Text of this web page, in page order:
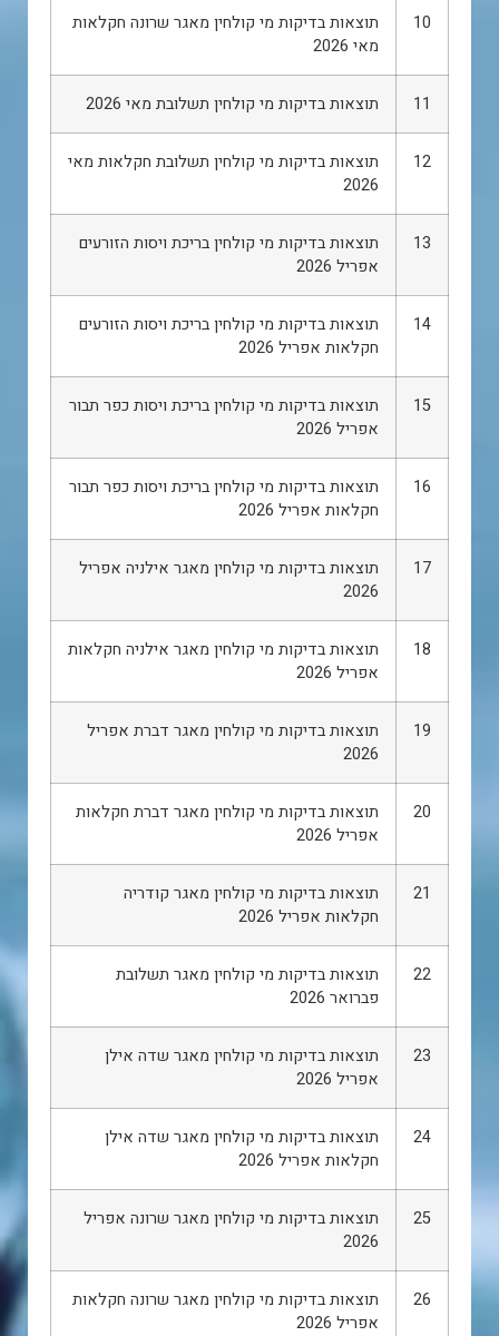
10
תוצאות בדיקות מי קולחין מאגר שרונה חקלאות
מאי 2026
11 תוצאות בדיקות מי קולחין תשלובת מאי 2026
12
תוצאות בדיקות מי קולחין תשלובת חקלאות מאי
2026
13
תוצאות בדיקות מי קולחין בריכת ויסות הזורעים
אפריל 2026
14
תוצאות בדיקות מי קולחין בריכת ויסות הזורעים
חקלאות אפריל 2026
15
תוצאות בדיקות מי קולחין בריכת ויסות כפר תבור
אפריל 2026
16
תוצאות בדיקות מי קולחין בריכת ויסות כפר תבור
חקלאות אפריל 2026
17
תוצאות בדיקות מי קולחין מאגר אילניה אפריל
2026
18
תוצאות בדיקות מי קולחין מאגר אילניה חקלאות
אפריל 2026
19
תוצאות בדיקות מי קולחין מאגר דברת אפריל
2026
20
תוצאות בדיקות מי קולחין מאגר דברת חקלאות
אפריל 2026
21
תוצאות בדיקות מי קולחין מאגר קודריה
חקלאות אפריל 2026
22
תוצאות בדיקות מי קולחין מאגר תשלובת
פברואר 2026
23
תוצאות בדיקות מי קולחין מאגר שדה אילן
אפריל 2026
24
תוצאות בדיקות מי קולחין מאגר שדה אילן
חקלאות אפריל 2026
25
תוצאות בדיקות מי קולחין מאגר שרונה אפריל
2026
26
תוצאות בדיקות מי קולחין מאגר שרונה חקלאות
אפריל 2026